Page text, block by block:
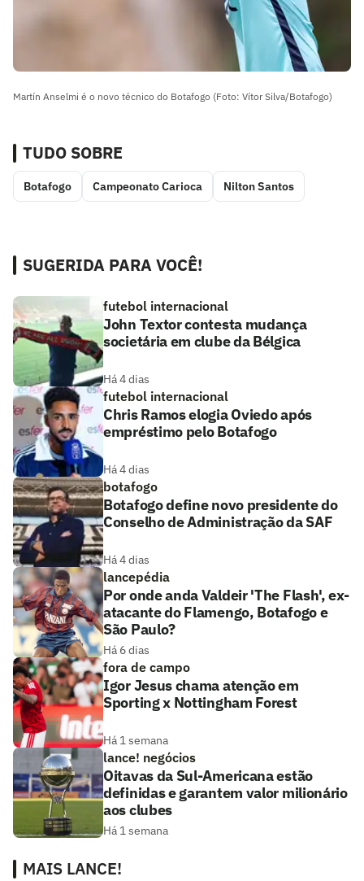
Martín Anselmi é o novo técnico do Botafogo (Foto: Vítor Silva/Botafogo)
TUDO SOBRE
Botafogo Campeonato Carioca Nilton Santos
SUGERIDA PARA VOCÊ!
futebol internacional
John Textor contesta mudança
societária em clube da Bélgica
Há 4 dias
futebol internacional
Chris Ramos elogia Oviedo após
empréstimo pelo Botafogo
Há 4 dias
botafogo
Botafogo define novo presidente do
Conselho de Administração da SAF
Há 4 dias
lancepédia
Por onde anda Valdeir 'The Flash', ex-
atacante do Flamengo, Botafogo e
São Paulo?
Há 6 dias
fora de campo
Igor Jesus chama atenção em
Sporting x Nottingham Forest
Há 1 semana
lance! negócios
Oitavas da Sul-Americana estão
definidas e garantem valor milionário
aos clubes
Há 1 semana
MAIS LANCE!